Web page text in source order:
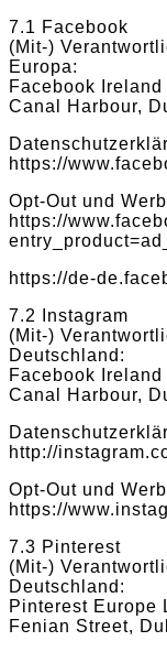
7.1 Facebook
(Mit-)
Europa:
Facebook
Canal Harbour,
https://
Opt-Out und
https://
https://de-
7.2 Instagram
(Mit-)
Deutschland:
Facebook
Canal Harbour,
http://
Opt-Out und
https://
7.3 Pinterest
(Mit-)
Deutschland:
Pinterest Europe
Fenian Street,